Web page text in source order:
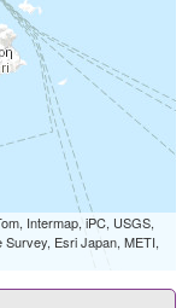
Intermap, iPC, USGS,
Esri Japan, METI,